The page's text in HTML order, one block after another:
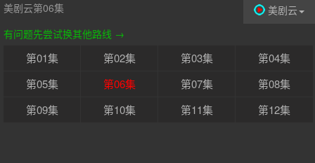
美剧云
美剧云第06集
有问题先尝试换其他路线 →
第01集 第02集 第03集
第04集
第05集
第06集 第07集
第08集
第09集
第10集 第11集 第12集